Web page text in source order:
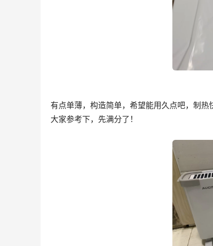
有点单薄，构造简单，希望能用久点吧，制
大家参考下，先满分了！